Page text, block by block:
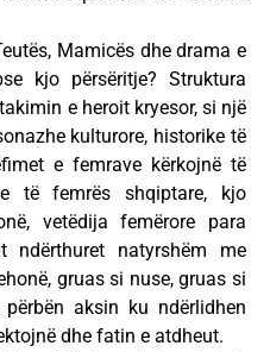
Mamicës dhe drama e
kjo përsëritje? Struktura
e heroit kryesor, si një
kulturore, historike të
e femrave kërkojnë të
të femrës shqiptare, kjo
vetëdija femërore para
natyrshëm me
gruas si nuse, gruas si
aksin ku ndërlidhen
dhe fatin e atdheut.